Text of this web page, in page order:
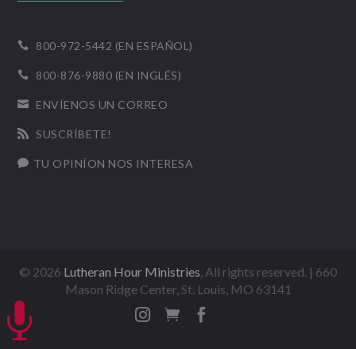
 800-972-5442 (EN ESPAÑOL)
 800-876-9880 (EN INGLÉS)
 ENVÍENOS UN CORREO
 SUSCRÍBETE!
 TU OPINÍON NOS INTERESA
© 2026 Lutheran Hour Ministries, All rights reserved. | 660
Mason Ridge Center, St. Louis, MO 63141

 
